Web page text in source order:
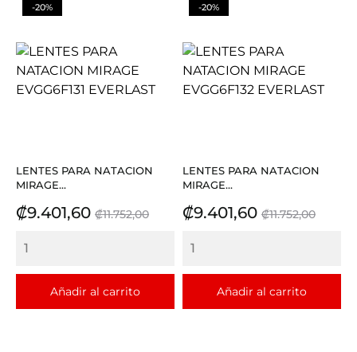
LENTES PARA NATACION
MIRAGE...
Precio
₡9.401,60 Precio
₡11.752,00
Añadir al carrito
-20%
LENTES PARA NATACION
MIRAGE...
Precio
₡9.401,60 Precio
₡11.752,00
Añadir al carrito
-20%